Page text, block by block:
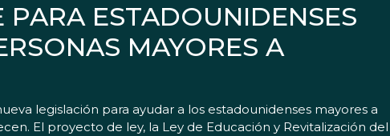
PARA ESTADOUNIDENSES
MAYORES A
legislación para ayudar a los estadounidenses mayores a
El proyecto de ley, la Ley de Educación y Revitalización